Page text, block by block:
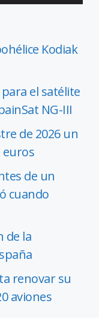
Kodiak
el satélite
NG-III
de 2026 un
euros
de un
cuando
de la
renovar su
aviones